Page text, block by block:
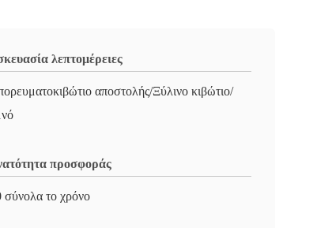
λεπτομέρειες
αποστολής/Ξύλινο κιβώτιο/
προσφοράς
σύνολα το χρόνο